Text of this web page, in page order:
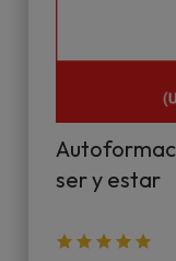
ser y estar